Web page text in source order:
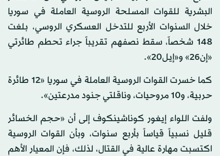
البشرية للقوات المسلحة الروسية العاملة في سوريا
خلال السنوات الأربع للتدخل العسكري الروسي، بلغت
148 شخصاً، سقط نصفهم تقريباً جراء تحطم طائرتي
«إن26» و«إيل20».
كما خسرت القوات الروسية العاملة في سوريا «12 طائرة
حربية، و10 مروحيات، وناقلتي جنود مدرعتين».
ولفت اللواء إيغور كوناشينكوف إلى أن «حجم الخسائر
قليل نسبياً قياساً بأربع سنوات، وبأن القوات الروسية
اكتسبت مهارة عالية في القتال، لذلك، فإن المعيار الأهم